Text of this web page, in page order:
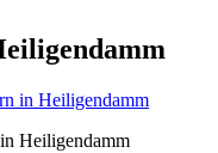
Heiligendamm